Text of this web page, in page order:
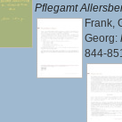
Pflegamt
Frank,
Georg:
844-